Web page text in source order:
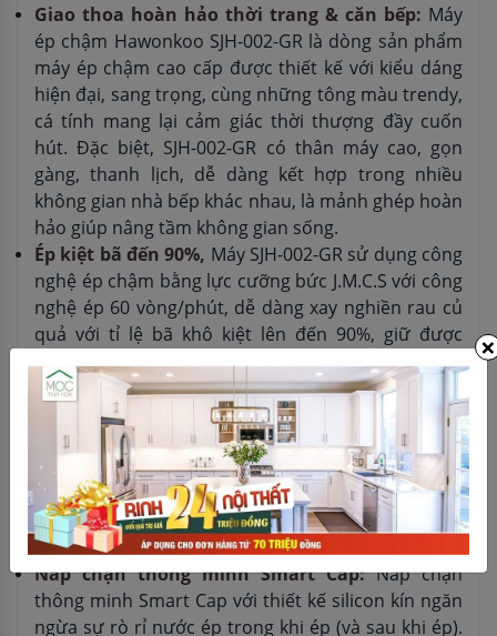
Giao thoa hoàn hảo thời trang & căn bếp: Máy
ép chậm Hawonkoo SJH-002-GR là dòng sản phẩm
máy ép chậm cao cấp được thiết kế với kiểu dáng
hiện đại, sang trọng, cùng những tông màu trendy,
cá tính mang lại cảm giác thời thượng đầy cuốn
hút. Đặc biệt, SJH-002-GR có thân máy cao, gọn
gàng, thanh lịch, dễ dàng kết hợp trong nhiều
không gian nhà bếp khác nhau, là mảnh ghép hoàn
hảo giúp nâng tầm không gian sống.
Ép kiệt bã đến 90%, Máy SJH-002-GR sử dụng công
nghệ ép chậm bằng lực cưỡng bức J.M.C.S với công
nghệ ép 60 vòng/phút, dễ dàng xay nghiền rau củ
quả với tỉ lệ bã khô kiệt lên đến 90%, giữ được
hương vị tươi ngon, màu sắc tự nhiên và hàm
lượng chất dinh dưỡng nhiều gấp 5 lần. Thiết kế
miệng máy ép thế hệ mới “O Type Flap Gate” với 2
cửa tiếp liệu, đường kính miệng 7,5cm, giúp bạn
tiết kiệm 50% thời gian chuẩn bị nguyên liệu mà
không cần phải cắt nhỏ hoặc dùng sức để đẩy trái
cây vào máy cũng như hạn chế mất chất dinh
dưỡng
Nắp chặn thông minh Smart Cap:Nắp chặn
thông minh Smart Cap với thiết kế silicon kín ngăn
ngừa sự rò rỉ nước ép trong khi ép (và sau khi ép).
×